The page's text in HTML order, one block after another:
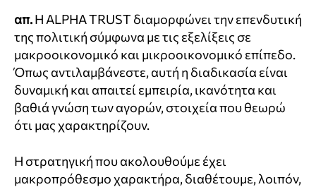
απ.Η ALPHA TRUST διαμορφώνει την επενδυτική
της πολιτική σύμφωνα με τις εξελίξεις σε
μακροοικονομικό και μικροοικονομικό επίπεδο.
Όπως αντιλαμβάνεστε, αυτή η διαδικασία είναι
δυναμική και απαιτεί εμπειρία, ικανότητα και
βαθιά γνώση των αγορών, στοιχεία που θεωρώ
ότι μας χαρακτηρίζουν.
Η στρατηγική που ακολουθούμε έχει
μακροπρόθεσμο χαρακτήρα, διαθέτουμε, λοιπόν,